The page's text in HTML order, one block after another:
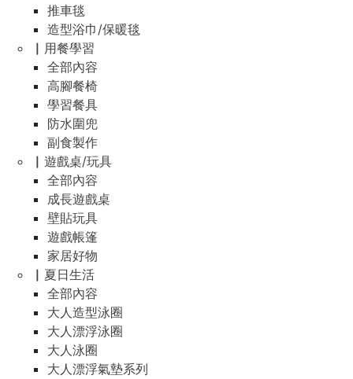
推車毯
造型浴巾/保暖毯
▏用餐學習
全部內容
高腳餐椅
學習餐具
防水圍兜
副食製作
▏遊戲桌/玩具
全部內容
成長遊戲桌
壁貼玩具
遊戲帳篷
家居好物
▏夏日生活
全部內容
大人造型泳圈
大人漂浮泳圈
大人泳圈
大人漂浮氣墊系列